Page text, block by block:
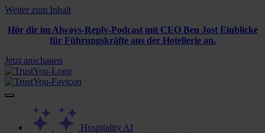
Weiter zum Inhalt
Hör dir im Always-Reply-Podcast mit CEO Ben Jost Einblicke
für Führungskräfte aus der Hotellerie an.
Jetzt anschauen
Hospitality AI